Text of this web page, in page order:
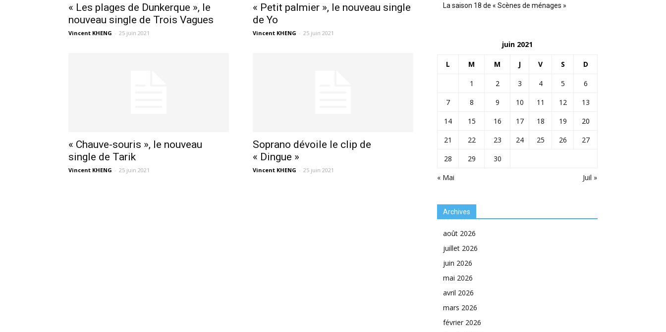
« Les plages de Dunkerque », le
nouveau single de Trois Vagues
Vincent KHENG - 25 juin 2021
« Petit palmier », le nouveau single
de Yo
Vincent KHENG - 25 juin 2021
« Chauve-souris », le nouveau
single de Tarik
Vincent KHENG - 25 juin 2021
Soprano dévoile le clip de
« Dingue »
Vincent KHENG - 25 juin 2021
La saison 18 de « Scènes de ménages »
juin 2021
L M M J V S D
« Mai Juil »
1 2 3 4 5
6
7
8 9 10 11 12
13
14
15 16 17 18 19
20
21
22 23 24 25 26
27
28
29 30
Archives
août 2026
juillet 2026
juin 2026
mai 2026
avril 2026
mars 2026
février 2026